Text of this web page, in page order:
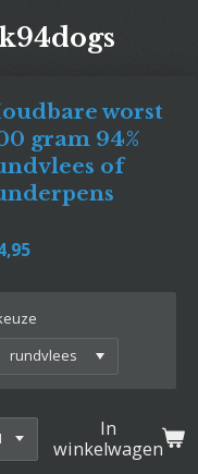
worst
gram 94%
of
In
winkelwagen